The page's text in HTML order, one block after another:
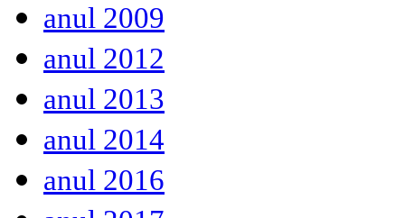
anul 2009
anul 2012
anul 2013
anul 2014
anul 2016